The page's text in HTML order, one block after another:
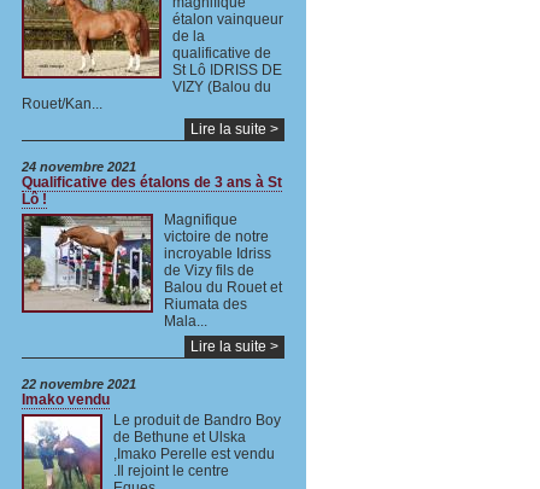
étalon vainqueur
de la
qualificative de
St Lô IDRISS DE
VIZY (Balou du
Rouet/Kan...
Lire la suite >
24 novembre 2021
Qualificative des étalons de 3 ans à St
Lô !
Magnifique
victoire de notre
incroyable Idriss
de Vizy fils de
Balou du Rouet et
Riumata des
Mala...
Lire la suite >
22 novembre 2021
Imako vendu
Le produit de Bandro Boy
de Bethune et Ulska
,Imako Perelle est vendu
.Il rejoint le centre